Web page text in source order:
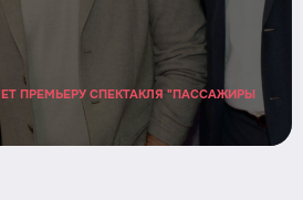
ПРЕМЬЕРУ СПЕКТАКЛЯ "ПАССАЖИРЫ